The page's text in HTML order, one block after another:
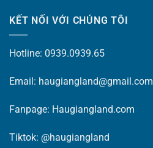
KẾT NỐI VỚI CHÚNG TÔI
Hotline: 0939.0939.65
Email: haugiangland@gmail.com
Fanpage: Haugiangland.com
Tiktok: @haugiangland